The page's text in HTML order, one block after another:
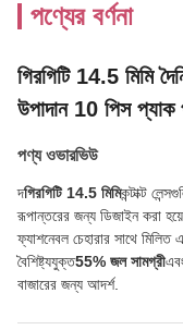
পণ্যের বর্ণনা
গিরগিটি 14.5 মিমি
উপাদান 10 পিস প্যাক
পণ্য ওভারভিউ
দগিরগিটি 14.5 মিমিকন্টাক্ট
রূপান্তরের জন্য ডিজাইন করা
ফ্যাশনেবল চেহারার সাথে মিলিত
বৈশিষ্ট্যযুক্ত55% জল সামগ্রী
বাজারের জন্য আদর্শ.